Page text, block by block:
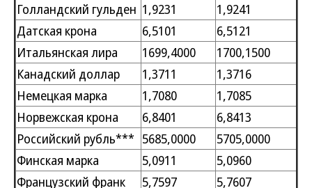
Голландский гульден 1,9231
1,9241
Датская крона
6,5101
6,5121
Итальянская лира
1699,4000
1700,1500
Канадский доллар
1,3711
1,3716
Немецкая марка
1,7080
1,7085
Норвежская крона
6,8401
6,8413
Российский рубль*** 5685,0000
5705,0000
Финская марка
5,0911
5,0960
Французский франк
5,7597
5,7607